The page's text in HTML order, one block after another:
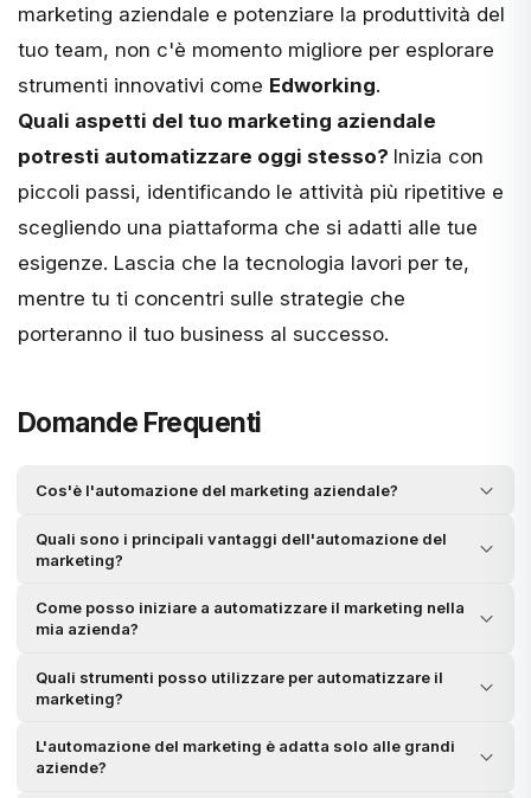
marketing aziendale e potenziare la produttività del
tuo team, non c'è momento migliore per esplorare
strumenti innovativi come Edworking.
Quali aspetti del tuo marketing aziendale
potresti automatizzare oggi stesso? Inizia con
piccoli passi, identificando le attività più ripetitive e
scegliendo una piattaforma che si adatti alle tue
esigenze. Lascia che la tecnologia lavori per te,
mentre tu ti concentri sulle strategie che
porteranno il tuo business al successo.
Domande Frequenti
Cos'è l'automazione del marketing aziendale?
Quali sono i principali vantaggi dell'automazione del
marketing?
Come posso iniziare a automatizzare il marketing nella
mia azienda?
Quali strumenti posso utilizzare per automatizzare il
marketing?
L'automazione del marketing è adatta solo alle grandi
aziende?